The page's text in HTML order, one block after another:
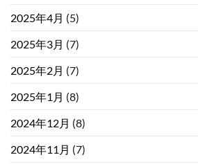
2025年4月 (5)
2025年3月 (7)
2025年2月 (7)
2025年1月 (8)
2024年12月 (8)
2024年11月 (7)